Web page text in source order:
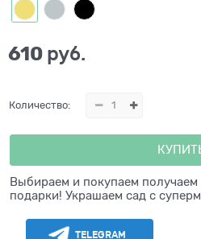
610 руб.
Количество:
Выбираем и покупаем
подарки! Украшаем сад с
TELEGRAM